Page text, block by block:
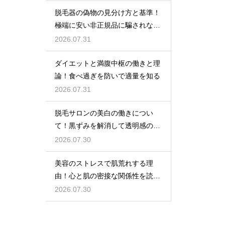
脱毛器の偽物の見分け方と基準！
極端に安い非正規品に騙されない
ための公式ショップでの購入
2026.07.31
ダイエットと満腹中枢の働きと理
論！食べ過ぎを防いで適量を知る
2026.07.31
脱毛サロンの美白の働きについ
て！黒ずみを解消して透明感のあ
る肌へ導く
2026.07.30
美容のストレスで肌荒れする理
由！心と肌の密接な関係性を読み
解く
2026.07.30